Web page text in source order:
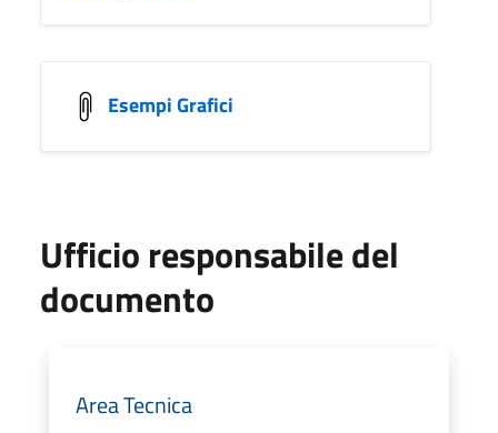
Esempi Grafici
Ufficio responsabile del
documento
Area Tecnica